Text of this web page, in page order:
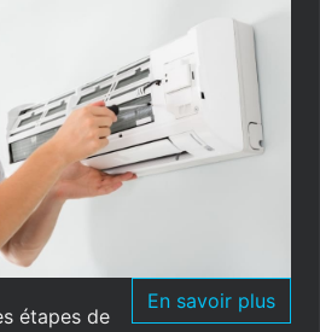
En savoir plus
étapes de